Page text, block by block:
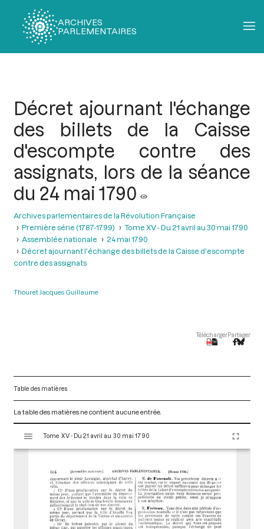
ARCHIVES
PARLEMENTAIRES
Décret ajournant l'échange
des billets de la Caisse
d'escompte contre des
assignats, lors de la séance
du 24 mai 1790
Archives parlementaires de la Révolution Française
Première série (1787-1799)
Tome XV - Du 21 avril au 30 mai 1790
Assemblée nationale
24 mai 1790
Décret ajournant l'échange des billets de la Caisse d'escompte
contre des assignats
Thouret Jacques Guillaume
TéléchargerPartager
Table des matières
La table des matières ne contient aucune entrée.
s
Tome XV - Du 21 avril au 30 mai 1790